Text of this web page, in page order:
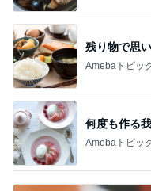
残り物で思
Amebaトピッ
何度も作る
Amebaトピッ